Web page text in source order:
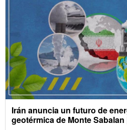
Irán anuncia un futuro de
geotérmica de Monte Sabalan